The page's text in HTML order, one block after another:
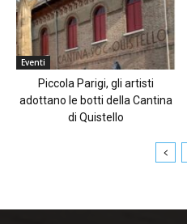
Eventi
Piccola Parigi, gli artisti
adottano le botti della Cantina
di Quistello